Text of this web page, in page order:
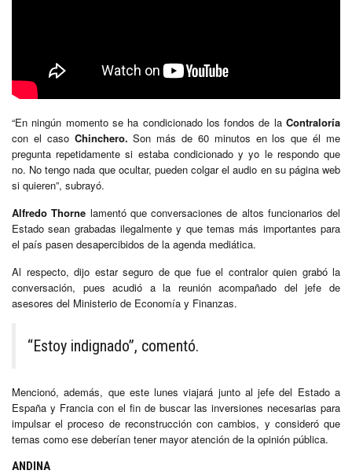
“En ningún momento se ha condicionado los fondos de la Contraloría
con el caso Chinchero. Son más de 60 minutos en los que él me
pregunta repetidamente si estaba condicionado y yo le respondo que
no. No tengo nada que ocultar, pueden colgar el audio en su página web
si quieren”, subrayó.
Alfredo Thorne lamentó que conversaciones de altos funcionarios del
Estado sean grabadas ilegalmente y que temas más importantes para
el país pasen desapercibidos de la agenda mediática.
Al respecto, dijo estar seguro de que fue el contralor quien grabó la
conversación, pues acudió a la reunión acompañado del jefe de
asesores del Ministerio de Economía y Finanzas.
“Estoy indignado”, comentó.
Mencionó, además, que este lunes viajará junto al jefe del Estado a
España y Francia con el fin de buscar las inversiones necesarias para
impulsar el proceso de reconstrucción con cambios, y consideró que
temas como ese deberían tener mayor atención de la opinión pública.
ANDINA